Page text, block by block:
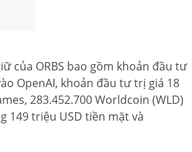
của ORBS bao gồm khoản đầu tư
OpenAI, khoản đầu tư trị giá 18
283.452.700 Worldcoin (WLD)
149 triệu USD tiền mặt và